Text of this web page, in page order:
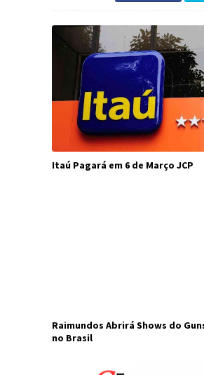
Itaú Pagará em 6 de Março JCP
Raimundos Abrirá Shows do
no Brasil